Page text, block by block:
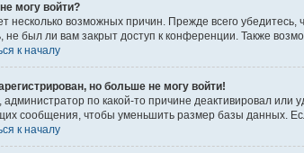
могу войти?
несколько возможных причин. Прежде всего
не был ли вам закрыт доступ к конференции. Также
к началу
но больше не могу войти!
администратор по какой-то причине деактивировал
сообщения, чтобы уменьшить размер базы данных.
к началу